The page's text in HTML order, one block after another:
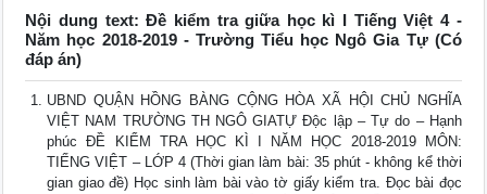
Nội dung text: Đề kiểm tra giữa học kì I Tiếng Việt 4 -
Năm học 2018-2019 - Trường Tiểu học Ngô Gia Tự (Có
đáp án)
UBND QUẬN HỒNG BÀNG CỘNG HÒA XÃ HỘI CHỦ NGHĨA
VIỆT NAM TRƯỜNG TH NGÔ GIATỰ Độc lập – Tự do – Hạnh
phúc ĐỀ KIỂM TRA HỌC KÌ I NĂM HỌC 2018-2019 MÔN:
TIẾNG VIỆT – LỚP 4 (Thời gian làm bài: 35 phút - không kể thời
gian giao đề) Học sinh làm bài vào tờ giấy kiểm tra. Đọc bài đọc